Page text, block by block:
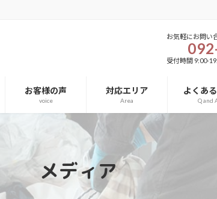
お気軽にお問い
受付時間 9:00-
お客様の声
voice
対応エリア
Area
よくあ
Q and
メディア